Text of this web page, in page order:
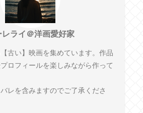
レライ＠洋画愛好家
古い】映画を集めています。作品
ロフィールを楽しみながら作って
レを含みますのでご了承くださ